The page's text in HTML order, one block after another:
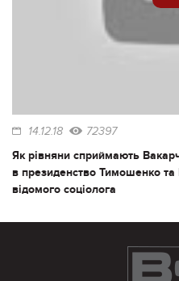
14.12.18 72397
Як рівняни сприймають
в президенство Тимошенко
відомого соціолога